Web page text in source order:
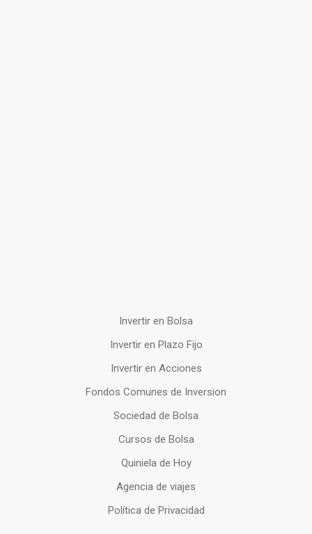
Invertir en Bolsa
Invertir en Plazo Fijo
Invertir en Acciones
Fondos Comunes de Inversion
Sociedad de Bolsa
Cursos de Bolsa
Quiniela de Hoy
Agencia de viajes
Política de Privacidad